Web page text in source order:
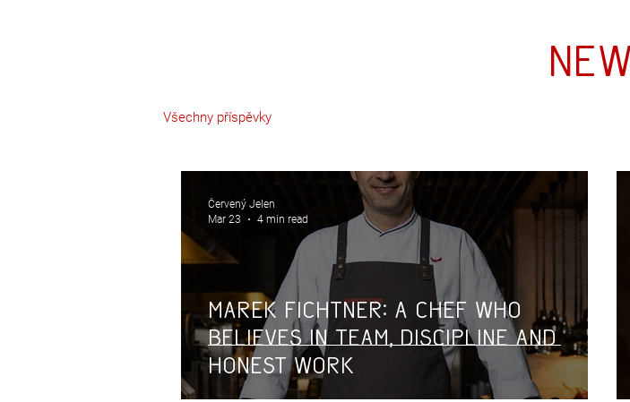
Všechny příspěvky
Marek Fichtner: A chef who
believes in team, discipline and
honest work
Červený Jelen
Mar 23
4 min read